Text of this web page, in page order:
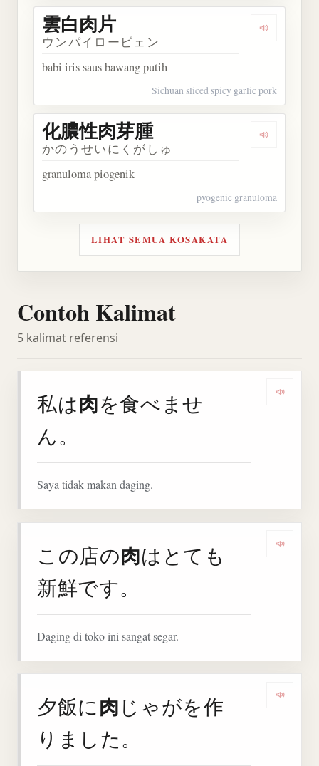
Dengarkan
雲白肉片
ウンパイローピェン
babi iris saus bawang putih
Sichuan sliced spicy garlic pork
Dengarkan
化膿性肉芽腫
かのうせいにくがしゅ
granuloma piogenik
pyogenic granuloma
LIHAT SEMUA KOSAKATA
Contoh Kalimat
5 kalimat referensi
私は肉を食べませ
ん。
Saya tidak makan daging.
この店の肉はとても
新鮮です。
Daging di toko ini sangat segar.
夕飯に肉じゃがを作
りました。